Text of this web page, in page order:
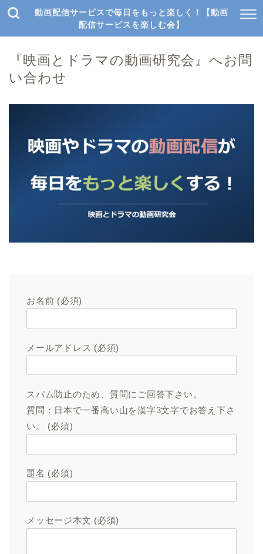
動画配信サービスで毎日をもっと楽しく！【動画
配信サービスを楽しむ会】
『映画とドラマの動画研究会』へお問
い合わせ
お名前 (必須)
メールアドレス (必須)
スパム防止のため、質問にご回答下さい。
質問：日本で一番高い山を漢字3文字でお答え下さ
い。 (必須)
題名 (必須)
メッセージ本文 (必須)